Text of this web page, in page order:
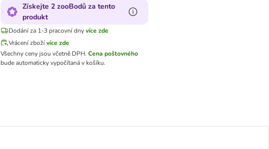
Získejte 2 zooBodů za tento
produkt
Dodání za 1-3 pracovní dny více zde
Vrácení zbožívíce zde
Všechny ceny jsou včetně DPH. Cena poštovného
bude automaticky vypočítaná v košíku.